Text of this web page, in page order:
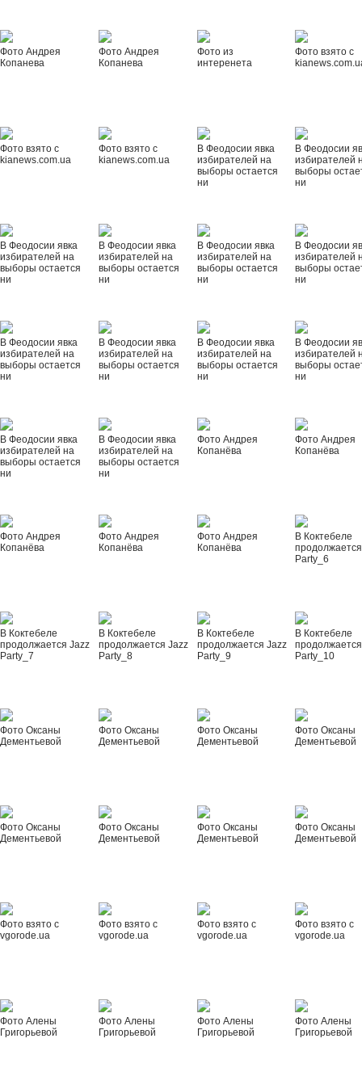
Фото Андрея
Копанева
Фото Андрея
Копанева
Фото из
интеренета
Фото взято с
Фото взято с
kianews.com.ua
Фото взято с
kianews.com.ua
В Феодосии явка
избирателей на
выборы остается
ни
В Феодосии
избирателей
выборы
ни
В Феодосии явка
избирателей на
выборы остается
ни
В Феодосии явка
избирателей на
выборы остается
ни
В Феодосии явка
избирателей на
выборы остается
ни
В Феодосии
избирателей
выборы
ни
В Феодосии явка
избирателей на
выборы остается
ни
В Феодосии явка
избирателей на
выборы остается
ни
В Феодосии явка
избирателей на
выборы остается
ни
В Феодосии
избирателей
выборы
ни
В Феодосии явка
избирателей на
выборы остается
ни
В Феодосии явка
избирателей на
выборы остается
ни
Фото Андрея
Копанёва
Фото Андрея
Копанёва
Фото Андрея
Копанёва
Фото Андрея
Копанёва
Фото Андрея
Копанёва
В Коктебеле
Party_6
В Коктебеле
продолжается Jazz
Party_7
В Коктебеле
продолжается Jazz
Party_8
В Коктебеле
продолжается Jazz
Party_9
В Коктебеле
Party_10
Фото Оксаны
Дементьевой
Фото Оксаны
Дементьевой
Фото Оксаны
Дементьевой
Фото Оксаны
Дементьевой
Фото Оксаны
Дементьевой
Фото Оксаны
Дементьевой
Фото Оксаны
Дементьевой
Фото Оксаны
Дементьевой
Фото взято с
vgorode.ua
Фото взято с
vgorode.ua
Фото взято с
vgorode.ua
Фото взято с
vgorode.ua
Фото Алены
Григорьевой
Фото Алены
Григорьевой
Фото Алены
Григорьевой
Фото Алены
Григорьевой